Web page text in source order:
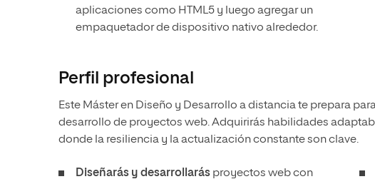
aplicaciones como HTML5 y luego agregar un
empaquetador de dispositivo nativo alrededor.
Perfil profesional
Este Máster en Diseño y Desarrollo a distancia te prepara
desarrollo de proyectos web. Adquirirás habilidades
donde la resiliencia y la actualización constante son clave.
Diseñarás y desarrollarás proyectos web con